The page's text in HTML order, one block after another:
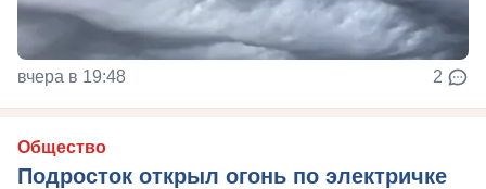
вчера в 19:48 2
Общество
Подросток открыл огонь по электричке